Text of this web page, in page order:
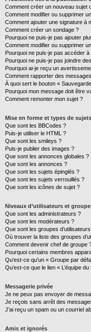
Comment créer un nouveau sujet
Comment modifier ou supprimer
Comment ajouter une signature à
Comment créer un sondage ?
Pourquoi ne puis-je pas ajouter
Comment modifier ou supprimer
Pourquoi ne puis-je pas accéder à
Pourquoi ne puis-je pas joindre
Pourquoi ai-je reçu un
Comment rapporter des
À quoi sert le bouton «
Pourquoi mon message doit être
Comment remonter mon sujet ?
Mise en forme et types de sujets
Que sont les BBCodes ?
Puis-je utiliser le HTML ?
Que sont les smileys ?
Puis-je publier des images ?
Que sont les annonces globales ?
Que sont les annonces ?
Que sont les sujets épinglés ?
Que sont les sujets verrouillés ?
Que sont les icônes de sujet ?
Niveaux d’utilisateurs et
Que sont les administrateurs ?
Que sont les modérateurs ?
Que sont les groupes
Où trouver la liste des groupes
Comment devenir chef de groupe
Pourquoi certains membres
Qu’est-ce qu’un « Groupe par
Qu’est-ce que le lien « L’équipe
Messagerie privée
Je ne peux pas envoyer de
Je reçois sans arrêt des
J’ai reçu un spam ou un courriel
Amis et ignorés